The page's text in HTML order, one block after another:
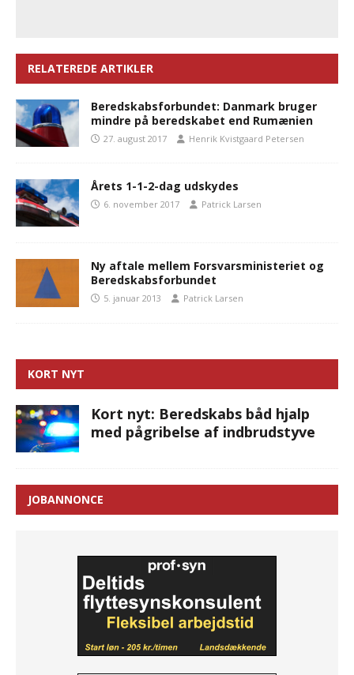
RELATEREDE ARTIKLER
Beredskabsforbundet: Danmark bruger
mindre på beredskabet end Rumænien
27. august 2017 Henrik Kvistgaard Petersen
Årets 1-1-2-dag udskydes
6. november 2017 Patrick Larsen
Ny aftale mellem Forsvarsministeriet og
Beredskabsforbundet
5. januar 2013 Patrick Larsen
KORT NYT
Kort nyt: Beredskabs båd hjalp
med pågribelse af indbrudstyve
JOBANNONCE